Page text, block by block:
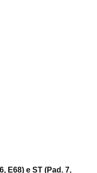
E68) e ST (Pad. 7,